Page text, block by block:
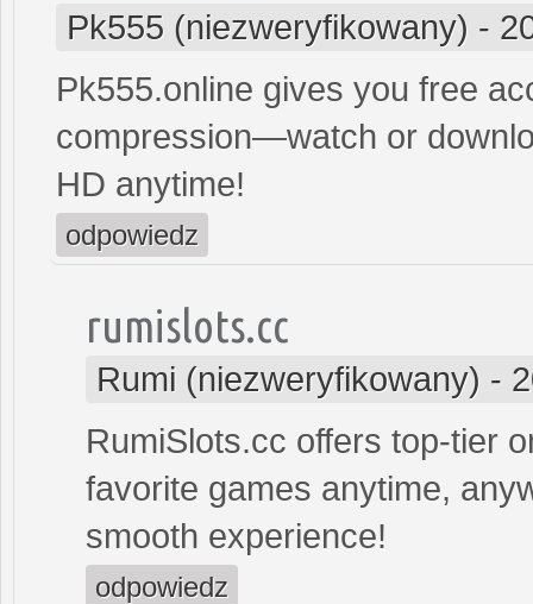
Pk555 (niezweryfikowany) -
Pk555.online gives you free
compression—watch or
HD anytime!
odpowiedz
rumislots.cc
Rumi (niezweryfikowany) -
RumiSlots.cc offers top-tier
favorite games anytime,
smooth experience!
odpowiedz